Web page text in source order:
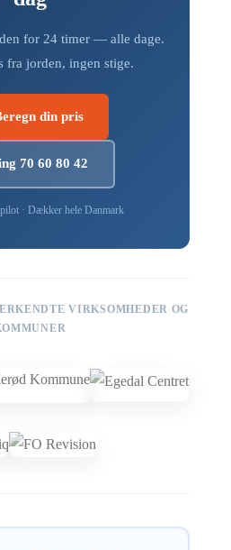
for 24 timer — alle dage.
fra jorden, ingen stige.
din pris
70 60 80 42
· Dækker hele Danmark
VIRKSOMHEDER OG